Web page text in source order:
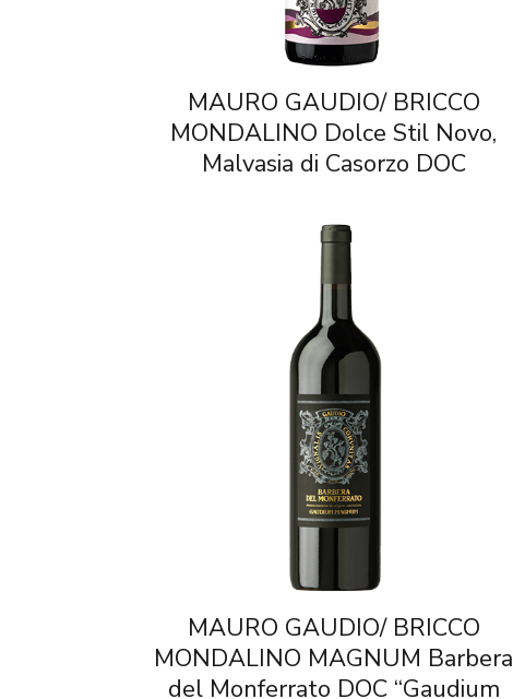
MAURO GAUDIO/ BRICCO
MONDALINO Dolce Stil Novo,
Malvasia di Casorzo DOC
MAURO GAUDIO/ BRICCO
MONDALINO MAGNUM Barbera
del Monferrato DOC “Gaudium